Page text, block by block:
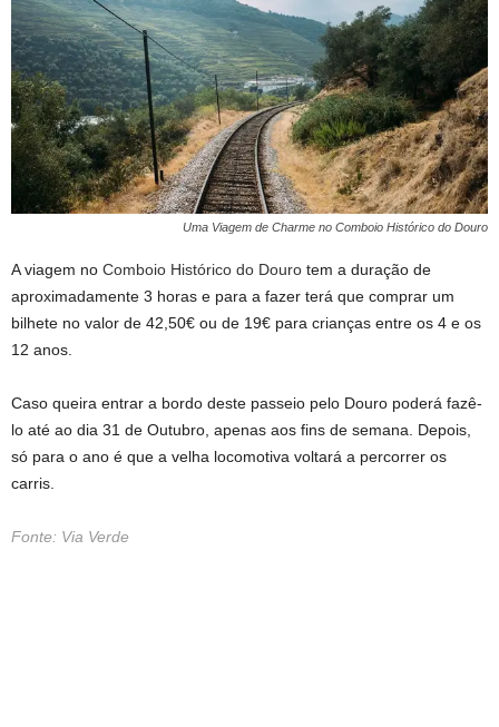
Uma Viagem de Charme no Comboio Histórico do Douro
A viagem no Comboio Histórico do Douro tem a duração de
aproximadamente 3 horas e para a fazer terá que comprar um
bilhete no valor de 42,50€ ou de 19€ para crianças entre os 4 e os
12 anos.
Caso queira entrar a bordo deste passeio pelo Douro poderá fazê-
lo até ao dia 31 de Outubro, apenas aos fins de semana. Depois,
só para o ano é que a velha locomotiva voltará a percorrer os
carris.
Fonte: Via Verde